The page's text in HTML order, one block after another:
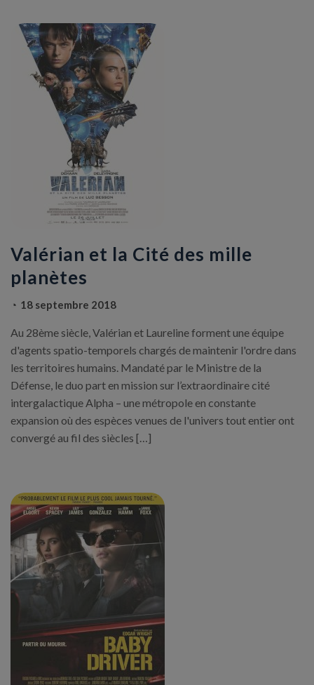
Valérian et la Cité des mille
planètes
18 septembre 2018
Au 28ème siècle, Valérian et Laureline forment une équipe
d'agents spatio-temporels chargés de maintenir l'ordre dans
les territoires humains. Mandaté par le Ministre de la
Défense, le duo part en mission sur l’extraordinaire cité
intergalactique Alpha – une métropole en constante
expansion où des espèces venues de l'univers tout entier ont
convergé au fil des siècles […]